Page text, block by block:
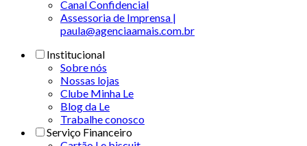
Canal Confidencial
Assessoria de Imprensa |
paula@agenciaamais.com.br
Institucional
Sobre nós
Nossas lojas
Clube Minha Le
Blog da Le
Trabalhe conosco
Serviço Financeiro